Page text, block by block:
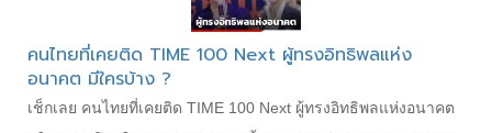
คนไทยที่เคยติด TIME 100 Next ผู้ทรงอิทธิพลแห่ง
อนาคต มีใครบ้าง ?
เช็กเลย คนไทยที่เคยติด TIME 100 Next ผู้ทรงอิทธิพลแห่งอนาคต